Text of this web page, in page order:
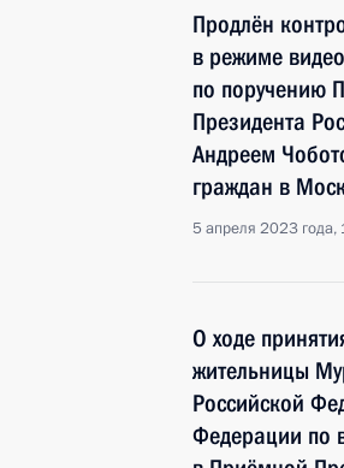
Продлён
в режиме
по поручению
Президента
Андреем
граждан в
5 апреля 2023 года,
О ходе
жительницы
Российской
Федерации по